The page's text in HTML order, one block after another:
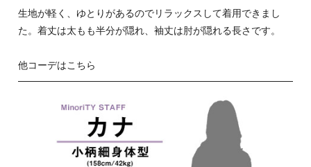
生地が軽く、ゆとりがあるのでリラックスして着用できまし
た。着丈は太もも半分が隠れ、袖丈は肘が隠れる長さです。
他コーデはこちら